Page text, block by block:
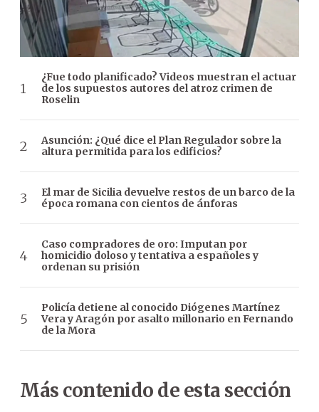
¿Fue todo planificado? Videos muestran el actuar
de los supuestos autores del atroz crimen de
Roselin
Asunción: ¿Qué dice el Plan Regulador sobre la
altura permitida para los edificios?
El mar de Sicilia devuelve restos de un barco de la
época romana con cientos de ánforas
Caso compradores de oro: Imputan por
homicidio doloso y tentativa a españoles y
ordenan su prisión
Policía detiene al conocido Diógenes Martínez
Vera y Aragón por asalto millonario en Fernando
de la Mora
Más contenido de esta sección